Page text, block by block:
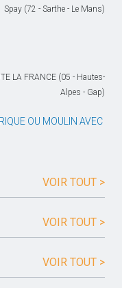
Spay (72 - Sarthe - Le Mans)
LA FRANCE (05 - Hautes-
Alpes - Gap)
OU MOULIN AVEC
VOIR TOUT >
VOIR TOUT >
VOIR TOUT >